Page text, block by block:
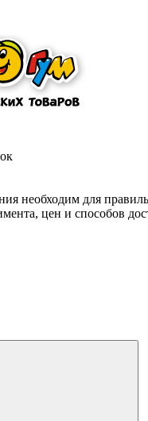
необходим для
цен и способов